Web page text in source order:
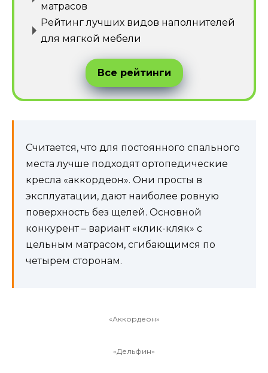
матрасов
Рейтинг лучших видов наполнителей
для мягкой мебели
Все рейтинги
Считается, что для постоянного спального
места лучше подходят ортопедические
кресла «аккордеон». Они просты в
эксплуатации, дают наиболее ровную
поверхность без щелей. Основной
конкурент – вариант «клик-кляк» с
цельным матрасом, сгибающимся по
четырем сторонам.
«Аккордеон»
«Дельфин»